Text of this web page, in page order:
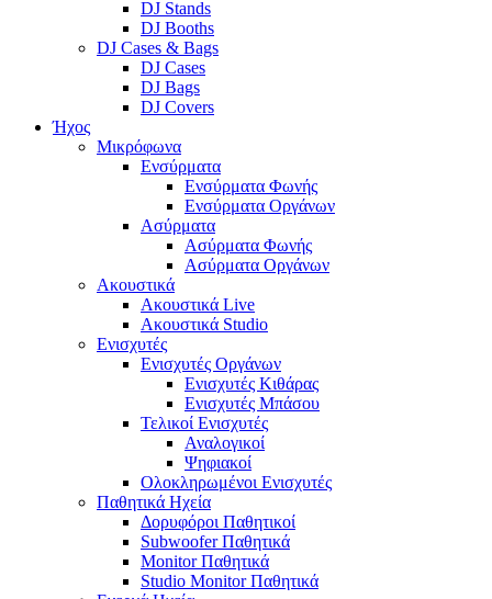
DJ Stands
DJ Booths
DJ Cases & Bags
DJ Cases
DJ Bags
DJ Covers
Ήχος
Μικρόφωνα
Ενσύρματα
Ενσύρματα Φωνής
Ενσύρματα Οργάνων
Ασύρματα
Ασύρματα Φωνής
Ασύρματα Οργάνων
Ακουστικά
Ακουστικά Live
Ακουστικά Studio
Ενισχυτές
Ενισχυτές Οργάνων
Ενισχυτές Κιθάρας
Ενισχυτές Μπάσου
Τελικοί Ενισχυτές
Αναλογικοί
Ψηφιακοί
Ολοκληρωμένοι Ενισχυτές
Παθητικά Ηχεία
Δορυφόροι Παθητικοί
Subwoofer Παθητικά
Monitor Παθητικά
Studio Monitor Παθητικά